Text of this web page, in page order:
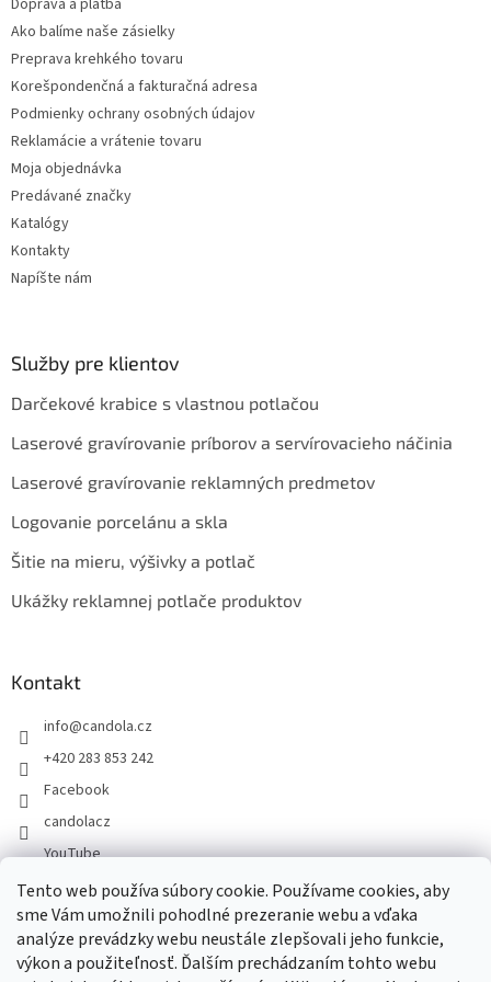
Tento web používa súbory cookie. Používame cookies, aby
sme Vám umožnili pohodlné prezeranie webu a vďaka
analýze prevádzky webu neustále zlepšovali jeho funkcie,
výkon a použiteľnosť. Ďalším prechádzaním tohto webu
i
s
Ako balíme naše zásielky
Preprava krehkého tovaru
Korešpondenčná a fakturačná adresa
Podmienky ochrany osobných údajov
Reklamácie a vrátenie tovaru
Moja objednávka
Predávané značky
Katalógy
Kontakty
Napíšte nám
Služby pre klientov
Darčekové krabice s vlastnou potlačou
Laserové gravírovanie príborov a servírovacieho náčinia
Laserové gravírovanie reklamných predmetov
Logovanie porcelánu a skla
Šitie na mieru, výšivky a potlač
Ukážky reklamnej potlače produktov
Kontakt
info@candola.cz
+420 283 853 242
Facebook
candolacz
YouTube
Prijímame online platby